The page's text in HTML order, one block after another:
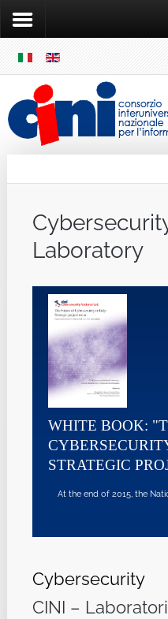
MENU
Laboratory
WHITE BOOK:
STRATEGIC
At the end of 2015, the
Cybersecurity
CINI –